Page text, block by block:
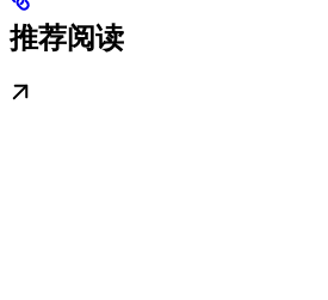
推荐阅读